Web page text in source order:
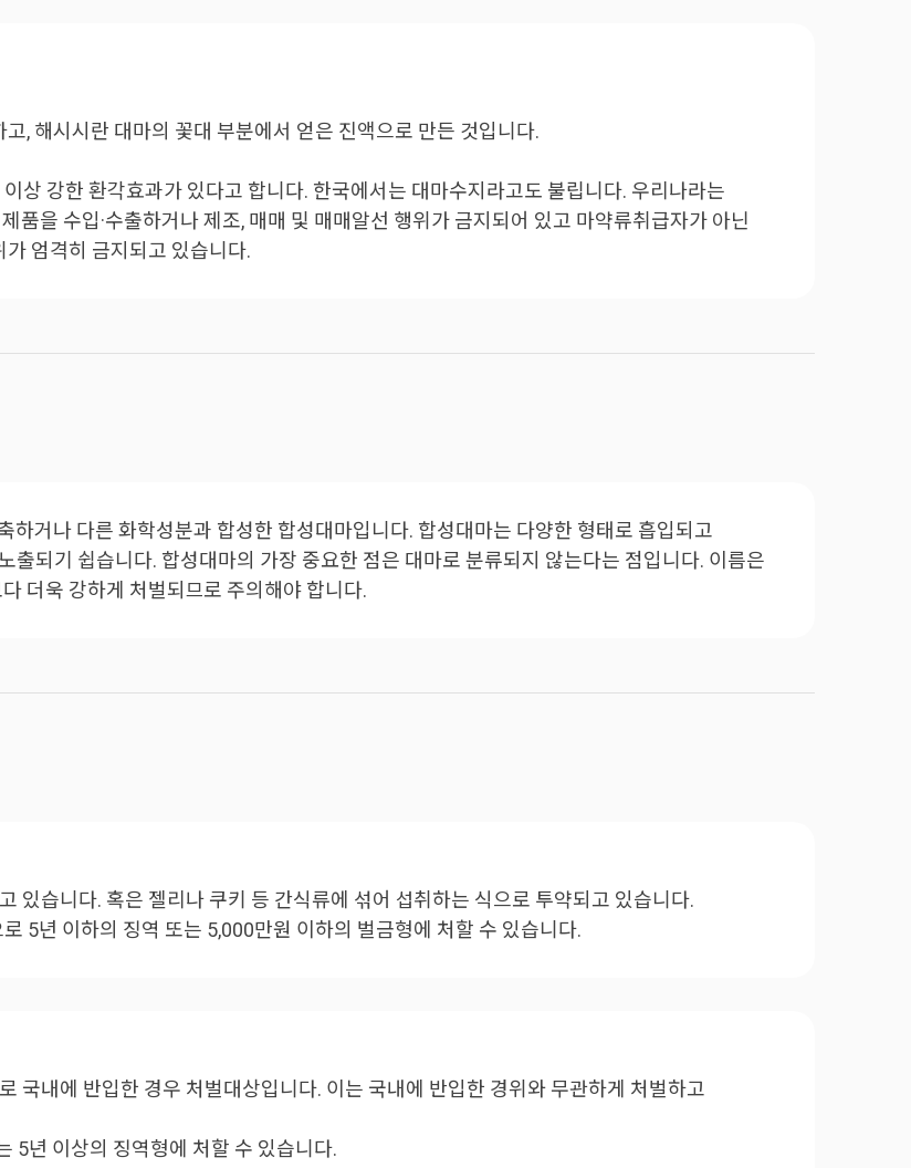
, 해시시란 대마의 꽃대 부분에서 얻은 진액으로 만든 것입니다.
상 강한 환각효과가 있다고 합니다. 한국에서는 대마수지라고도 불립니다. 우리나라는
품을 수입·수출하거나 제조, 매매 및 매매알선 행위가 금지되어 있고 마약류취급자가 아닌
가 엄격히 금지되고 있습니다.
하거나 다른 화학성분과 합성한 합성대마입니다. 합성대마는 다양한 형태로 흡입되고
출되기 쉽습니다. 합성대마의 가장 중요한 점은 대마로 분류되지 않는다는 점입니다. 이름은
더욱 강하게 처벌되므로 주의해야 합니다.
있습니다. 혹은 젤리나 쿠키 등 간식류에 섞어 섭취하는 식으로 투약되고 있습니다.
5년 이하의 징역 또는 5,000만원 이하의 벌금형에 처할 수 있습니다.
국내에 반입한 경우 처벌대상입니다. 이는 국내에 반입한 경위와 무관하게 처벌하고
5년 이상의 징역형에 처할 수 있습니다.